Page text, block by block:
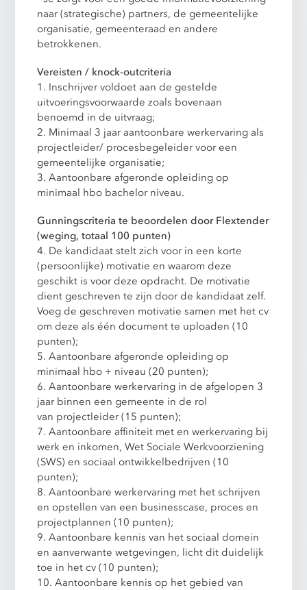
naar (strategische) partners, de gemeentelijke
organisatie, gemeenteraad en andere
betrokkenen.
Vereisten / knock-outcriteria
1. Inschrijver voldoet aan de gestelde
uitvoeringsvoorwaarde zoals bovenaan
benoemd in de uitvraag;
2. Minimaal 3 jaar aantoonbare werkervaring als
projectleider/ procesbegeleider voor een
gemeentelijke organisatie;
3. Aantoonbare afgeronde opleiding op
minimaal hbo bachelor niveau.
Gunningscriteria te beoordelen door Flextender
(weging, totaal 100 punten)
4. De kandidaat stelt zich voor in een korte
(persoonlijke) motivatie en waarom deze
geschikt is voor deze opdracht. De motivatie
dient geschreven te zijn door de kandidaat zelf.
Voeg de geschreven motivatie samen met het cv
om deze als één document te uploaden (10
punten);
5. Aantoonbare afgeronde opleiding op
minimaal hbo + niveau (20 punten);
6. Aantoonbare werkervaring in de afgelopen 3
jaar binnen een gemeente in de rol
van projectleider (15 punten);
7. Aantoonbare affiniteit met en werkervaring bij
werk en inkomen, Wet Sociale Werkvoorziening
(SWS) en sociaal ontwikkelbedrijven (10
punten);
8. Aantoonbare werkervaring met het schrijven
en opstellen van een businesscase, proces en
projectplannen (10 punten);
9. Aantoonbare kennis van het sociaal domein
en aanverwante wetgevingen, licht dit duidelijk
toe in het cv (10 punten);
10. Aantoonbare kennis op het gebied van